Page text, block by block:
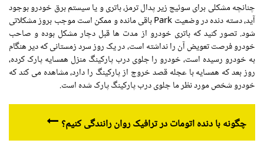
چنانچه مشکلی برای سوئیچ زیر پدال ترمز، باتری و یا سیستم برق خودرو بوجود
آید، دسته دنده در وضعیت Park باقی مانده و ممکن است موجب بروز مشکلاتی
شود. تصور کنید که باتری خودرو از مدت ها قبل دچار مشکل بوده و صاحب
خودرو فرصت تعویض آن را نداشته است، در یک روز سرد زمستانی که دیر هنگام
به خودرو رسیده است، خودرو را جلوی درب پارکینگ منزل همسایه پارک کرده،
روز بعد که همسایه با عجله قصد خروج از پارکینگ را دارد، مشاهده می کند که
خودرو شخص مورد نظر ما جلوی درب پارکینگ پارک شده است.
چگونه با دنده اتومات در ترافیک روان رانندگی کنیم؟